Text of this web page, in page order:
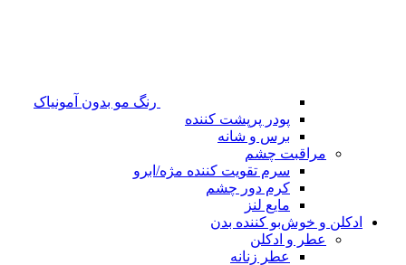
رنگ مو بدون آمونیاک
پودر پرپشت کننده
برس و شانه
مراقبت چشم
سرم تقویت کننده مژه/ابرو
کرم دور چشم
مایع لنز
ادکلن و خوش‌بو کننده بدن
عطر و ادکلن
عطر زنانه